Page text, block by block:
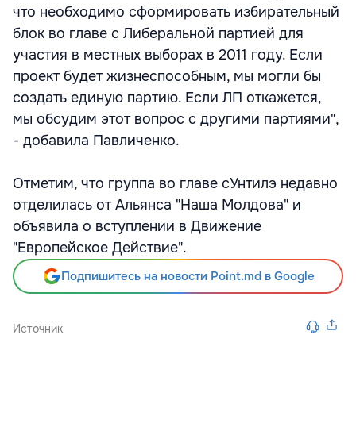
что необходимо сформировать избирательный
блок во главе с Либеральной партией для
участия в местных выборах в 2011 году. Если
проект будет жизнеспособным, мы могли бы
создать единую партию. Если ЛП откажется,
мы обсудим этот вопрос с другими партиями",
- добавила Павличенко.
Отметим, что группа во главе сУнтилэ недавно
отделилась от Альянса "Наша Молдова" и
объявила о вступлении в Движение
"Европейское Действие".
Подпишитесь на новости Point.md в Google
Источник